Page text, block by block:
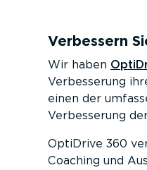
Verbessern
Wir haben
Verbes­serung
einen der
Verbes­serung
OptiDrive 360
Coaching und